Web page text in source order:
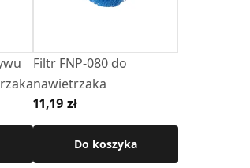
Filtr FNP-080 do
nawietrzaka
11,19 zł
Do koszyka